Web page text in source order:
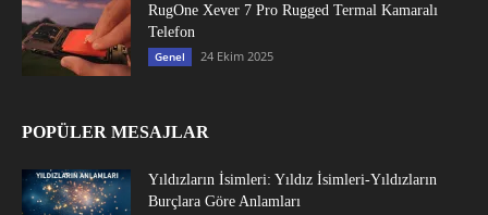
RugOne Xever 7 Pro Rugged Termal Kamaralı
Telefon
Genel 24 Ekim 2025
POPÜLER MESAJLAR
Yıldızların İsimleri: Yıldız İsimleri-Yıldızların
Burçlara Göre Anlamları